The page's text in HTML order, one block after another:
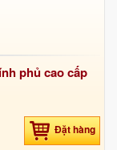
phủ cao cấp
Đặt hàng